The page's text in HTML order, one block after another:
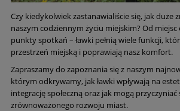
Czy kiedykolwiek zastanawialiście się, jak duże
naszym codziennym życiu miejskim? Od
punkty spotkań – ławki pełnią wiele funkcji,
przestrzeń miejską i poprawiają nasz komfort.
Zapraszamy do zapoznania się z naszym
którym odkrywamy, jak ławki wpływają na
integrację społeczną oraz jak mogą przyczyniać
zrównoważonego rozwoju miast.